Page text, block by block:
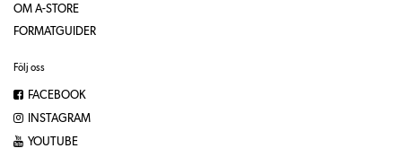
OM A-STORE
FORMATGUIDER
Följ oss
FACEBOOK
INSTAGRAM
YOUTUBE